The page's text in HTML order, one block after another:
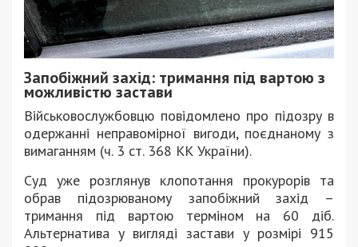
Запобіжний захід: тримання під вартою з
можливістю застави
Військовослужбовцю повідомлено про підозру в
одержанні неправомірної вигоди, поєднаному з
вимаганням (ч. 3 ст. 368 КК України).
Суд уже розглянув клопотання прокурорів та
обрав підозрюваному запобіжний захід –
тримання під вартою терміном на 60 діб.
Альтернатива у вигляді застави у розмірі 915